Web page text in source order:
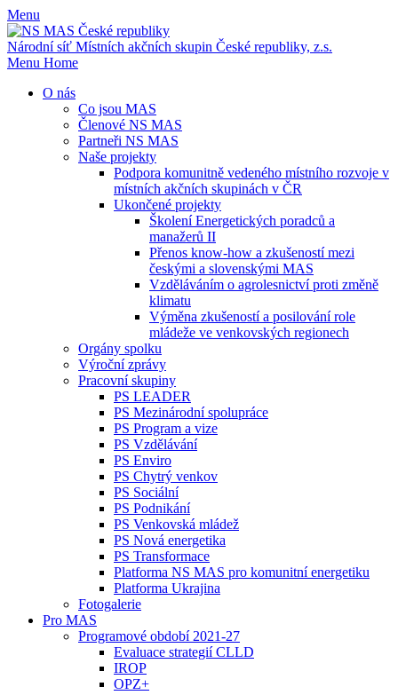
Menu
Národní síť Místních akčních skupin České republiky, z.s.
Menu Home
O nás
Co jsou MAS
Členové NS MAS
Partneři NS MAS
Naše projekty
Podpora komunitně vedeného místního rozvoje v
místních akčních skupinách v ČR
Ukončené projekty
Školení Energetických poradců a
manažerů II
Přenos know-how a zkušeností mezi
českými a slovenskými MAS
Vzděláváním o agrolesnictví proti změně
klimatu
Výměna zkušeností a posilování role
mládeže ve venkovských regionech
Orgány spolku
Výroční zprávy
Pracovní skupiny
PS LEADER
PS Mezinárodní spolupráce
PS Program a vize
PS Vzdělávání
PS Enviro
PS Chytrý venkov
PS Sociální
PS Podnikání
PS Venkovská mládež
PS Nová energetika
PS Transformace
Platforma NS MAS pro komunitní energetiku
Platforma Ukrajina
Fotogalerie
Pro MAS
Programové období 2021-27
Evaluace strategií CLLD
IROP
OPZ+